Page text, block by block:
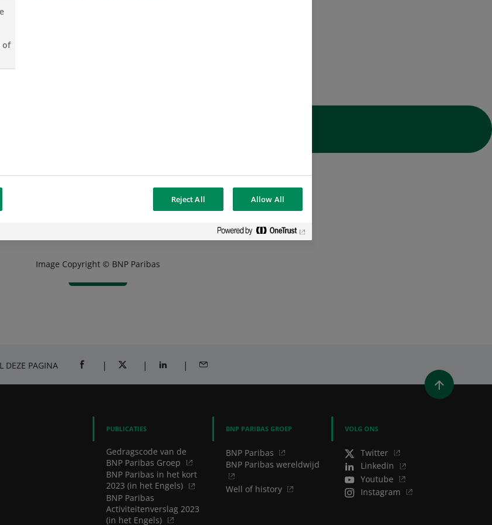
Image Copyright © BNP Paribas
DEZE PAGINA DEEL OP FACEBOOK (OPENT IN NIEUW VENSTER)
DEEL OP TWITTER (OPENT IN NIEUW VENSTER)
DEEL OP LINKEDIN (OPENT IN NIEUW VENSTER)
DEEL VIA EMAIL
PUBLICATIES
Gedragscode van de
BNP Paribas Groep
BNP Paribas in het kort
2023 (in het Engels)
BNP Paribas
Activiteitenverslag 2023
(in het Engels)
BNP PARIBAS GROEP
BNP Paribas
BNP Paribas wereldwijd
Well of history
VOLG ONS
Twitter
Linkedin
Youtube
Instagram
of
Reject All Allow All